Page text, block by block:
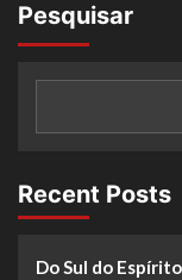
Pesquisar
Recent Posts
Do Sul do